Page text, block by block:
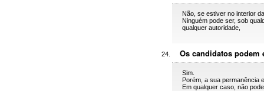
Não, se estiver no interior
Ninguém pode ser, sob
qualquer autoridade,
Os candidatos podem
Sim.
Porém, a sua permanência
Em qualquer caso, não